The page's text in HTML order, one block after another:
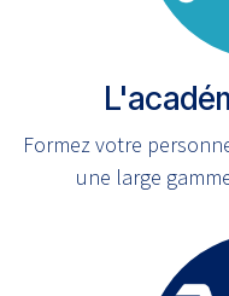
Formez votre
une large